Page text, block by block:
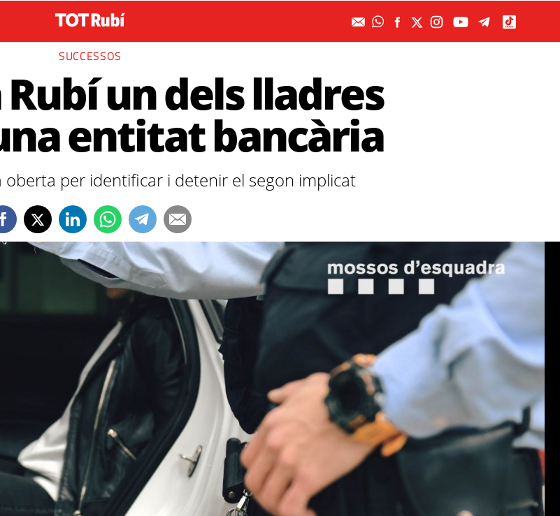
SUCCESSOS
un dels lladres
entitat bancària
oberta per identificar i detenir el segon implicat